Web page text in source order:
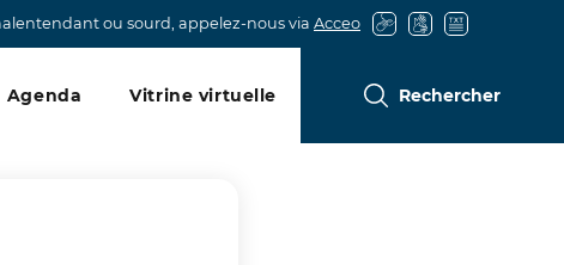
ou sourd, appelez-nous via Acceo
Agenda Vitrine virtuelle Rechercher